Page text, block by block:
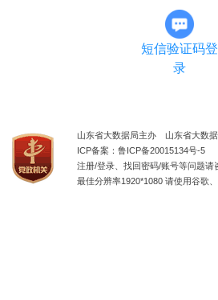
短信验证码登
录
山东省大数据局主办 山东省大数
ICP备案：鲁ICP备20015134号-5
注册/登录、找回密码/账号等问题请
最佳分辨率1920*1080 请使用谷歌